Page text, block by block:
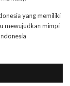
yang memiliki
mewujudkan mimpi-